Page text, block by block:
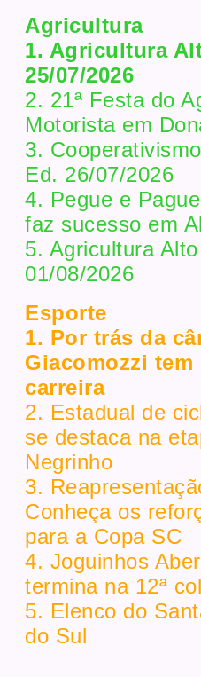
Agricultura
1. Agricultura
25/07/2026
2. 21ª Festa do
Motorista em
3.
Ed. 26/07/2026
4. Pegue e
faz sucesso em
5. Agricultura
01/08/2026
Esporte
1. Por trás da
Giacomozzi
carreira
2. Estadual de
se destaca na
Negrinho
3.
Conheça os
para a Copa SC
4. Joguinhos
termina na 12ª
5. Elenco do
do Sul